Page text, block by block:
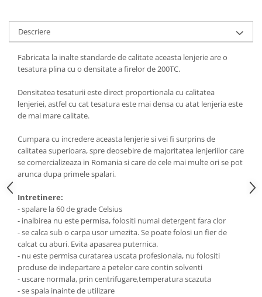
Descriere
Fabricata la inalte standarde de calitate aceasta lenjerie are o
tesatura plina cu o densitate a firelor de 200TC.
Densitatea tesaturii este direct proportionala cu calitatea
lenjeriei, astfel cu cat tesatura este mai densa cu atat lenjeria este
de mai mare calitate.
Cumpara cu incredere aceasta lenjerie si vei fi surprins de
calitatea superioara, spre deosebire de majoritatea lenjeriilor care
se comercializeaza in Romania si care de cele mai multe ori se pot
arunca dupa primele spalari.
Intretinere:
- spalare la 60 de grade Celsius
- inalbirea nu este permisa, folositi numai detergent fara clor
- se calca sub o carpa usor umezita. Se poate folosi un fier de
calcat cu aburi. Evita apasarea puternica.
- nu este permisa curatarea uscata profesionala, nu folositi
produse de indepartare a petelor care contin solventi
- uscare normala, prin centrifugare,temperatura scazuta
- se spala inainte de utilizare